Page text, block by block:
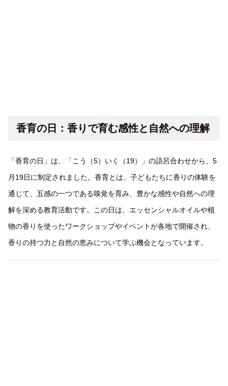
香育の日：香りで育む感性と自然への理解
「香育の日」は、「こう（5）いく（19）」の語呂合わせから、5
月19日に制定されました。香育とは、子どもたちに香りの体験を
通じて、五感の一つである嗅覚を育み、豊かな感性や自然への理
解を深める教育活動です。この日は、エッセンシャルオイルや植
物の香りを使ったワークショップやイベントが各地で開催され、
香りの持つ力と自然の恵みについて学ぶ機会となっています。